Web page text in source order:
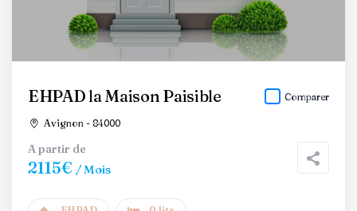
EHPAD la Maison Paisible
Avignon - 84000
Comparer
A partir de
2115€ / Mois